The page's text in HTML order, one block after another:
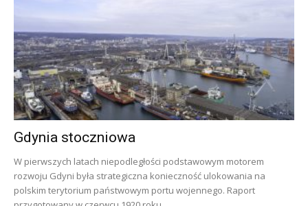
Gdynia stoczniowa
W pierwszych latach niepodległości podstawowym motorem
rozwoju Gdyni była strategiczna konieczność ulokowania na
polskim terytorium państwowym portu wojennego. Raport